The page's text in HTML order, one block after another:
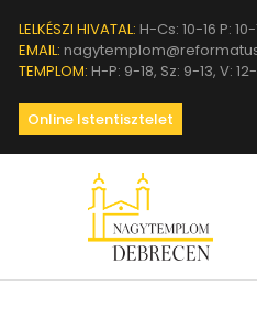
LELKÉSZI HIVATAL: H-Cs: 10-16 P:
EMAIL:
TEMPLOM: H-P: 9-18, Sz: 9-13, V:
Online Istentisztelet